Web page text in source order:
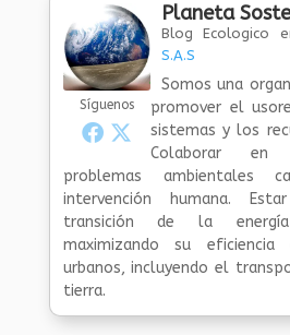
Síguenos
Planeta
Blog Ecologico
S.A.S
Somos una
promover el
sistemas y los
Colaborar en
problemas ambientales
intervención humana.
transición de la
maximizando su
urbanos, incluyendo el
tierra.